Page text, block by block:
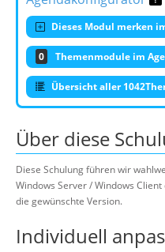
Dieses Modul merken
0 Themenmodule im
Übersicht aller
Über diese
Diese Schulung führen wir
Windows Server / Windows
die gewünschte Version.
Individuell